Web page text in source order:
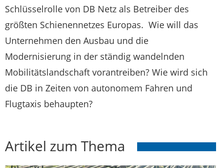
Schlüsselrolle von DB Netz als Betreiber des
größten Schienennetzes Europas. Wie will das
Unternehmen den Ausbau und die
Modernisierung in der ständig wandelnden
Mobilitätslandschaft vorantreiben? Wie wird sich
die DB in Zeiten von autonomem Fahren und
Flugtaxis behaupten?
Artikel zum Thema